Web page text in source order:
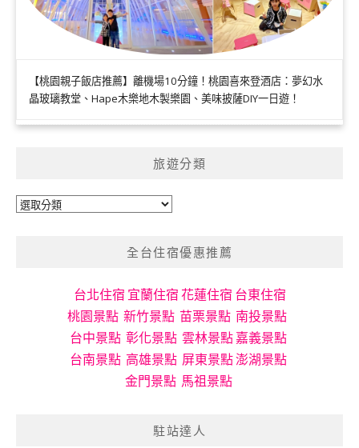
【桃園親子飯店推薦】離機場10分鐘！桃園喜來登酒店：夢幻水
晶玻璃教堂、Hape木樂地木製樂園、美味披薩DIY一日遊！
旅遊分類
旅
全台住宿優惠推薦
台北住宿 宜蘭住宿花蓮住宿 台東住宿
桃園景點 新竹景點 苗栗景點 南投景點
台中景點 彰化景點 雲林景點嘉義景點
台南景點 高雄景點 屏東景點澎湖景點
金門景點 馬祖景點
駐站達人